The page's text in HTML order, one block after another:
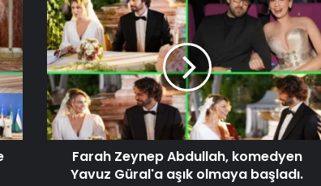
Farah Zeynep Abdullah, komedyen
Yavuz Güral'a aşık olmaya başladı.